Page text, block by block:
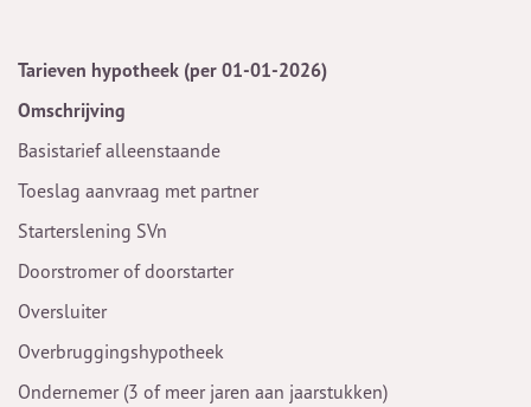
Tarieven hypotheek (per 01-01-2026)
Omschrijving
Basistarief alleenstaande
Toeslag aanvraag met partner
Starterslening SVn
Doorstromer of doorstarter
Oversluiter
Overbruggingshypotheek
Ondernemer (3 of meer jaren aan jaarstukken)